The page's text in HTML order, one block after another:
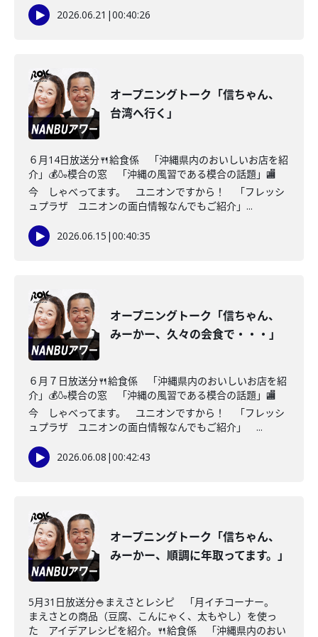
2026.06.21 |00:40:26
オープニングトーク「信ちゃん、
台湾へ行く」
６月14日放送分🍴給食係 「沖縄県内のおいしいお店を紹
介」💰🍶模合の窓 「沖縄の風習である模合の話題」🏬
今 しゃべってます。 ユニオンですから！ 「フレッシ
ュプラザ ユニオンの面白情報なんでもご紹介」...
2026.06.15 |00:40:35
オープニングトーク「信ちゃん、
みーかー、久々の会食で・・・」
６月７日放送分🍴給食係 「沖縄県内のおいしいお店を紹
介」💰🍶模合の窓 「沖縄の風習である模合の話題」🏬
今 しゃべってます。 ユニオンですから！ 「フレッシ
ュプラザ ユニオンの面白情報なんでもご紹介」 ...
2026.06.08 |00:42:43
オープニングトーク「信ちゃん、
みーかー、順調に年取ってます。」
5月31日放送分🍚まえさとレシピ 「月イチコーナー。
まえさとの商品（豆腐、こんにゃく、太もやし）を使っ
た アイデアレシピを紹介。🍴給食係 「沖縄県内のおい